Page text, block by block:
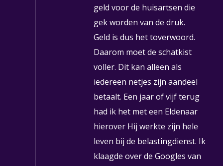
geld voor de huisartsen die
gek worden van de druk.
Geld is dus het toverwoord.
Daarom moet de schatkist
voller. Dit kan alleen als
iedereen netjes zijn aandeel
betaalt. Een jaar of vijf terug
had ik het met een Eldenaar
hierover Hij werkte zijn hele
leven bij de belastingdienst. Ik
klaagde over de Googles van